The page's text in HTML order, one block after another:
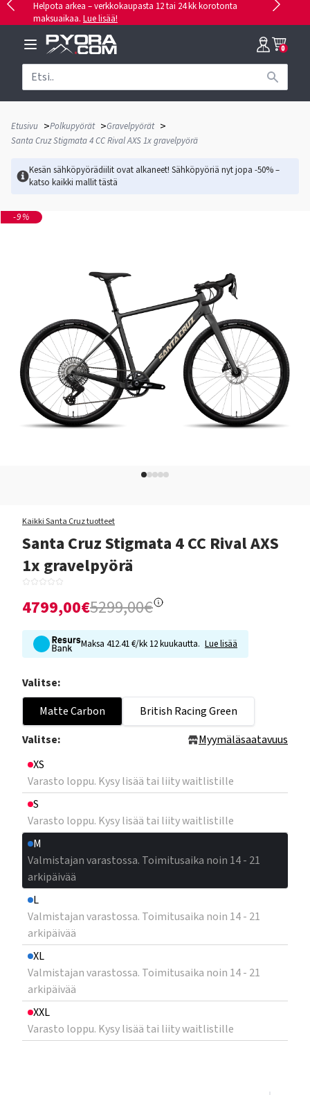
Helpota arkea – verkkokaupasta 12 tai 24 kk korotonta
maksuaikaa. Lue lisää!
0
Etusivu >Polkupyörät >Gravelpyörät >
Santa Cruz Stigmata 4 CC Rival AXS 1x gravelpyörä
Kesän sähköpyörädiilit ovat alkaneet! Sähköpyöriä nyt jopa -50% –
katso kaikki mallittästä
-9%
Kaikki Santa Cruz tuotteet
Santa Cruz Stigmata 4 CC Rival AXS
1x gravelpyörä
4799,00€5299,00€
Maksa 412.41 €/kk 12 kuukautta. Lue lisää
Valitse:
Matte Carbon
British Racing Green
Valitse:
Myymäläsaatavuus
XS
Varasto loppu. Kysy lisää tai liity waitlistille
S
Varasto loppu. Kysy lisää tai liity waitlistille
M
Valmistajan varastossa. Toimitusaika noin 14 - 21
arkipäivää
L
Valmistajan varastossa. Toimitusaika noin 14 - 21
arkipäivää
XL
Valmistajan varastossa. Toimitusaika noin 14 - 21
arkipäivää
XXL
Varasto loppu. Kysy lisää tai liity waitlistille